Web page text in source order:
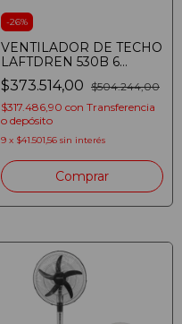
-26%
VENTILADOR DE TECHO
LAFTDREN 530B 6
VELOCIDADES LED 24W
MADERA 6557
$373.514,00 $504.244,00
$317.486,90 con Transferencia
o depósito
9 x $41.501,56 sin interés